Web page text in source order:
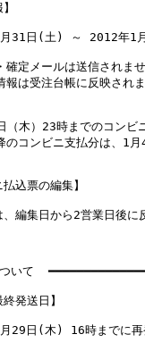
】
月31日(土) ～ 2012年1
定メールは送信されませ
報は受注台帳に反映され
木）23時までのコンビ
のコンビニ支払分は、1
払込票の編集】
、編集日から2営業日後
ついて
終発送日】
29日(木) 16時までに